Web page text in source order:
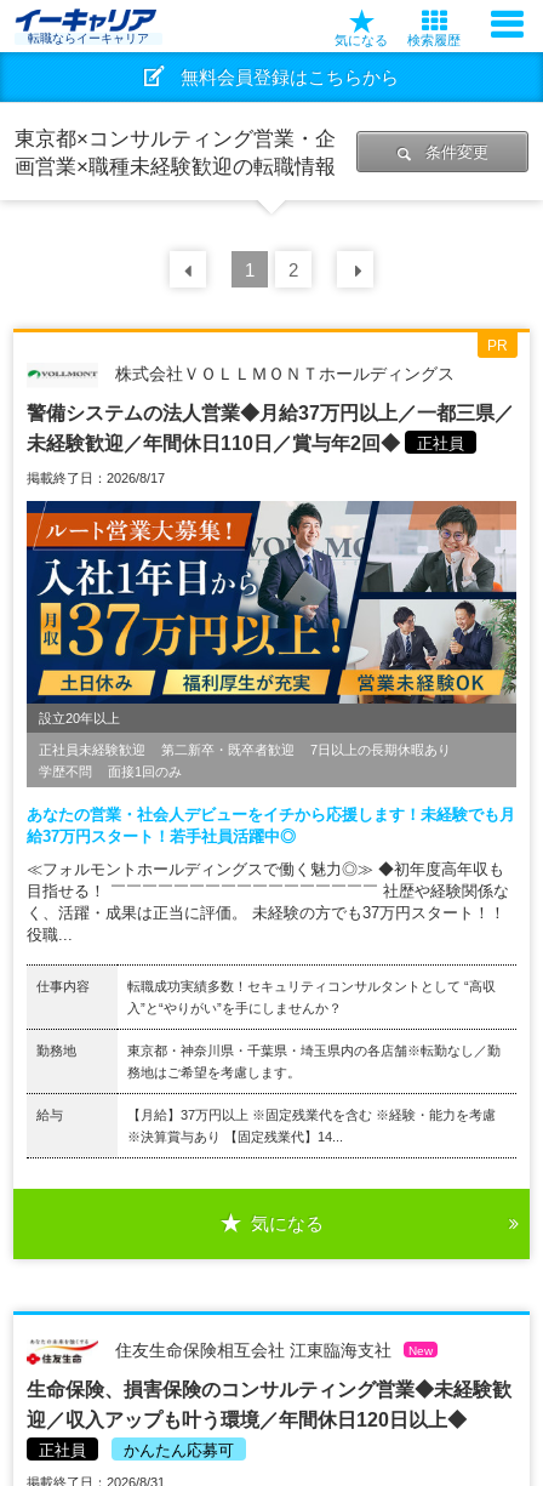
転職ならイーキャリア 気になる 検索履歴
無料会員登録はこちらから
東京都×コンサルティング営業・企
画営業×職種未経験歓迎の転職情報
条件変更
前の 30
1 2
株式会社ＶＯＬＬＭＯＮＴホールディングス
警備システムの法人営業◆月給37万円以上／一都三県／
未経験歓迎／年間休日110日／賞与年2回◆
正社員
掲載終了日：2026/8/17
設立20年以上
正社員未経験歓迎 第二新卒・既卒者歓迎
7日以上の長期休暇あり
学歴不問
面接1回のみ
あなたの営業・社会人デビューをイチから応援します！未経験でも月
給37万円スタート！若手社員活躍中◎
≪フォルモントホールディングスで働く魅力◎≫ ◆初年度高年収も
目指せる！ ￣￣￣￣￣￣￣￣￣￣￣￣￣￣￣￣￣ 社歴や経験関係な
く、活躍・成果は正当に評価。 未経験の方でも37万円スタート！！
役職...
仕事内容
転職成功実績多数！セキュリティコンサルタントとして “高収
入”と“やりがい”を手にしませんか？
勤務地
東京都・神奈川県・千葉県・埼玉県内の各店舗※転勤なし／勤
務地はご希望を考慮します。
給与
【月給】37万円以上 ※固定残業代を含む ※経験・能力を考慮
※決算賞与あり 【固定残業代】14...
気になる
PR
住友生命保険相互会社 江東臨海支社 New
生命保険、損害保険のコンサルティング営業◆未経験歓
迎／収入アップも叶う環境／年間休日120日以上◆
正社員 かんたん応募可
掲載終了日：2026/8/31